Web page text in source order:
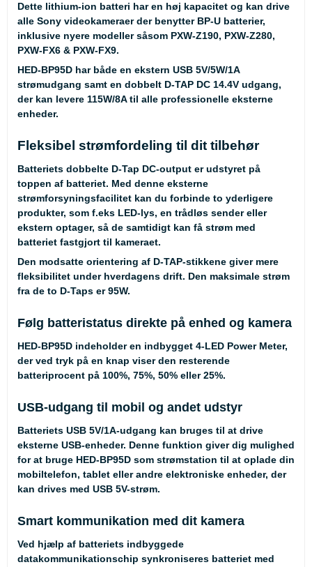
Dette lithium-ion batteri har en høj kapacitet og kan drive
alle Sony videokameraer der benytter BP-U batterier,
inklusive nyere modeller såsom PXW-Z190, PXW-Z280,
PXW-FX6 & PXW-FX9.
HED-BP95D har både en ekstern USB 5V/5W/1A
strømudgang samt en dobbelt D-TAP DC 14.4V udgang,
der kan levere 115W/8A til alle professionelle eksterne
enheder.
Fleksibel strømfordeling til dit tilbehør
Batteriets dobbelte D-Tap DC-output er udstyret på
toppen af batteriet. Med denne eksterne
strømforsyningsfacilitet kan du forbinde to yderligere
produkter, som f.eks LED-lys, en trådløs sender eller
ekstern optager, så de samtidigt kan få strøm med
batteriet fastgjort til kameraet.
Den modsatte orientering af D-TAP-stikkene giver mere
fleksibilitet under hverdagens drift. Den maksimale strøm
fra de to D-Taps er 95W.
Følg batteristatus direkte på enhed og kamera
HED-BP95D indeholder en indbygget 4-LED Power Meter,
der ved tryk på en knap viser den resterende
batteriprocent på 100%, 75%, 50% eller 25%.
USB-udgang til mobil og andet udstyr
Batteriets USB 5V/1A-udgang kan bruges til at drive
eksterne USB-enheder. Denne funktion giver dig mulighed
for at bruge HED-BP95D som strømstation til at oplade din
mobiltelefon, tablet eller andre elektroniske enheder, der
kan drives med USB 5V-strøm.
Smart kommunikation med dit kamera
Ved hjælp af batteriets indbyggede
datakommunikationschip synkroniseres batteriet med